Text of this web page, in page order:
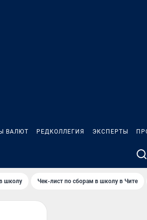
ВАЛЮТ РЕДКОЛЛЕГИЯ ЭКСПЕРТЫ
школу Чек-лист по сборам в школу в Чите